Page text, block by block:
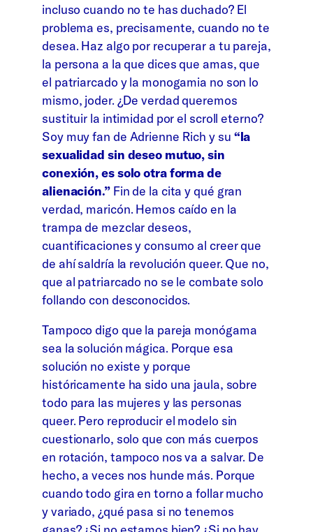
incluso cuando no te has duchado? El
problema es, precisamente, cuando no te
desea. Haz algo por recuperar a tu pareja,
la persona a la que dices que amas, que
el patriarcado y la monogamia no son lo
mismo, joder. ¿De verdad queremos
sustituir la intimidad por el scroll eterno?
Soy muy fan de Adrienne Rich y su “la
sexualidad sin deseo mutuo, sin
conexión, es solo otra forma de
alienación.” Fin de la cita y qué gran
verdad, maricón. Hemos caído en la
trampa de mezclar deseos,
cuantificaciones y consumo al creer que
de ahí saldría la revolución queer. Que no,
que al patriarcado no se le combate solo
follando con desconocidos.
Tampoco digo que la pareja monógama
sea la solución mágica. Porque esa
solución no existe y porque
históricamente ha sido una jaula, sobre
todo para las mujeres y las personas
queer. Pero reproducir el modelo sin
cuestionarlo, solo que con más cuerpos
en rotación, tampoco nos va a salvar. De
hecho, a veces nos hunde más. Porque
cuando todo gira en torno a follar mucho
y variado, ¿qué pasa si no tenemos